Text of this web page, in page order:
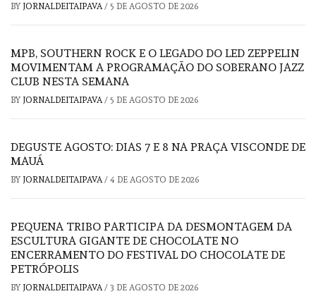
BY JORNALDEITAIPAVA/ 5 DE AGOSTO DE 2026
MPB, SOUTHERN ROCK E O LEGADO DO LED ZEPPELIN
MOVIMENTAM A PROGRAMAÇÃO DO SOBERANO JAZZ
CLUB NESTA SEMANA
BY JORNALDEITAIPAVA/ 5 DE AGOSTO DE 2026
DEGUSTE AGOSTO: DIAS 7 E 8 NA PRAÇA VISCONDE DE
MAUÁ
BY JORNALDEITAIPAVA/ 4 DE AGOSTO DE 2026
PEQUENA TRIBO PARTICIPA DA DESMONTAGEM DA
ESCULTURA GIGANTE DE CHOCOLATE NO
ENCERRAMENTO DO FESTIVAL DO CHOCOLATE DE
PETRÓPOLIS
BY JORNALDEITAIPAVA/ 3 DE AGOSTO DE 2026